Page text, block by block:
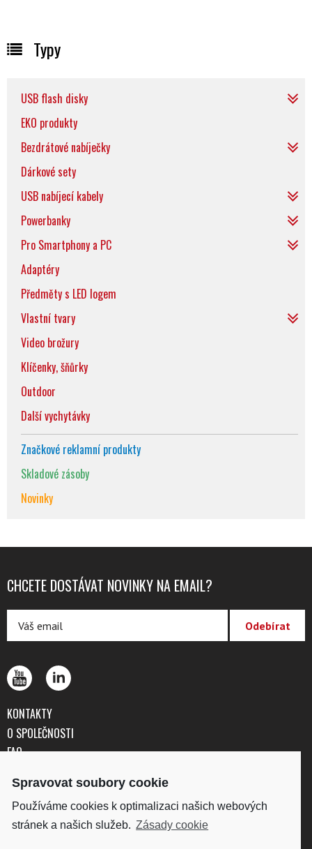
Typy
USB flash disky
EKO produkty
Bezdrátové nabíječky
Dárkové sety
USB nabíjecí kabely
Powerbanky
Pro Smartphony a PC
Adaptéry
Předměty s LED logem
Vlastní tvary
Video brožury
Klíčenky, šňůrky
Outdoor
Další vychytávky
Značkové reklamní produkty
Skladové zásoby
Novinky
CHCETE DOSTÁVAT NOVINKY NA EMAIL?
KONTAKTY
O SPOLEČNOSTI
FAQ
OCHRANA OSOBNÍCH ÚDAJŮ
DISKUS, spol. s r.o.
Spravovat soubory cookie
Používáme cookies k optimalizaci našich webových
stránek a našich služeb. Zásady cookie